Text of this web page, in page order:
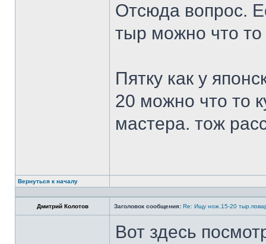
Отсюда вопрос.
тыр можно что
Пятку как у
20 можно что то
мастера. тож
Вернуться к началу
Дмитрий Колотов Заголовок сообщения: Re: Ищу нож.15-20
Вот здесь